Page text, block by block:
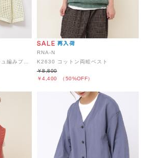
RNA-N
K2630 コットン両畦ベスト
￥4,400 （50%OFF）
￥8,800